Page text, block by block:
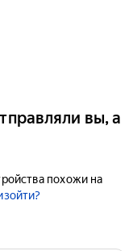
вы, а
похожи на